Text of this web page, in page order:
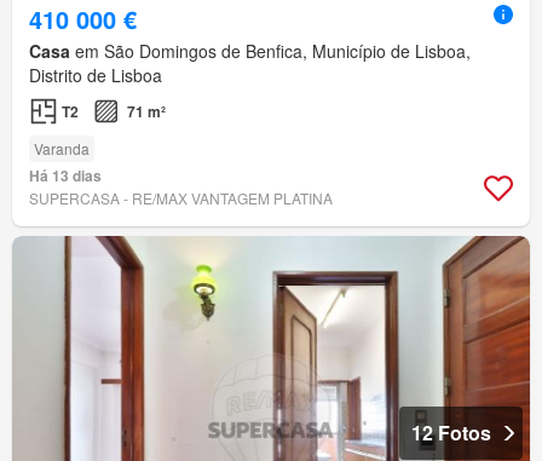
410 000 €
Casa em São Domingos de Benfica, Município de Lisboa,
Distrito de Lisboa
T2 71 m²
Varanda
Há 13 dias
SUPERCASA - RE/MAX VANTAGEM PLATINA
12 Fotos